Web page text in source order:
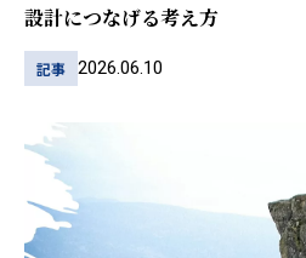
設計につなげる考え方
記事 2026.06.10